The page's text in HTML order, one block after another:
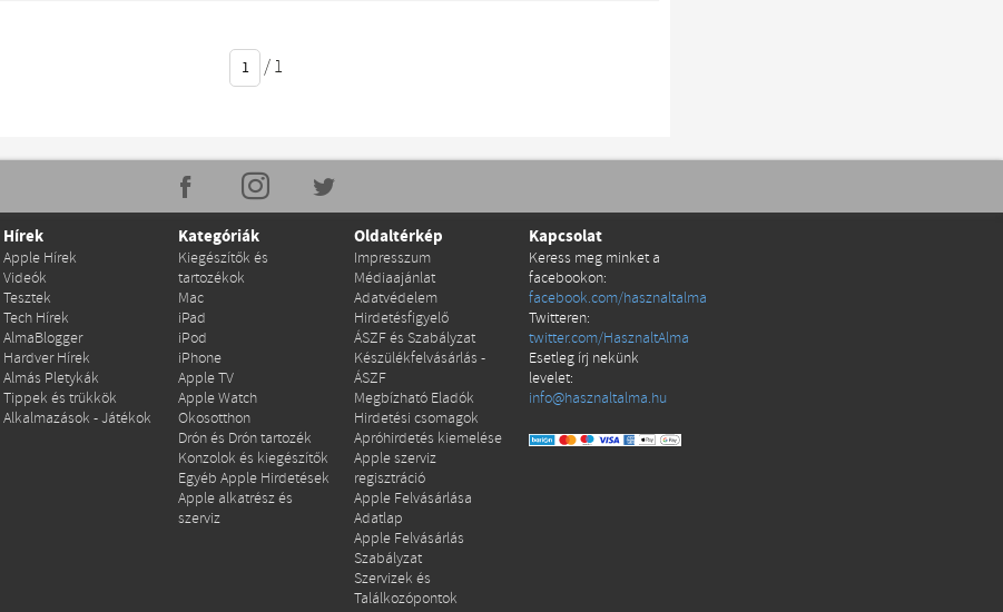
/1
Hírek
Apple Hírek
Videók
Tesztek
Tech Hírek
AlmaBlogger
Hardver Hírek
Almás Pletykák
Tippek és trükkök
Alkalmazások - Játékok
Kategóriák
Kiegészítők és
tartozékok
Mac
iPad
iPod
iPhone
Apple TV
Apple Watch
Okosotthon
Drón és Drón tartozék
Konzolok és kiegészítők
Egyéb Apple Hirdetések
Apple alkatrész és
szerviz
Oldaltérkép
Impresszum
Médiaajánlat
Adatvédelem
Hirdetésfigyelő
ÁSZF és Szabályzat
Készülékfelvásárlás -
ÁSZF
Megbízható Eladók
Hirdetési csomagok
Apróhirdetés kiemelése
Apple szerviz
regisztráció
Apple Felvásárlása
Adatlap
Apple Felvásárlás
Szabályzat
Szervizek és
Találkozópontok
Kapcsolat
Keress meg minket a
facebookon:
facebook.com/hasznaltalma
Twitteren:
twitter.com/HasznaltAlma
Esetleg írj nekünk
levelet:
info@hasznaltalma.hu